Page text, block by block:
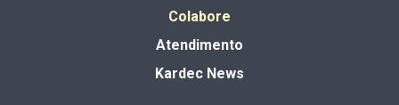
Colabore
Atendimento
Kardec News